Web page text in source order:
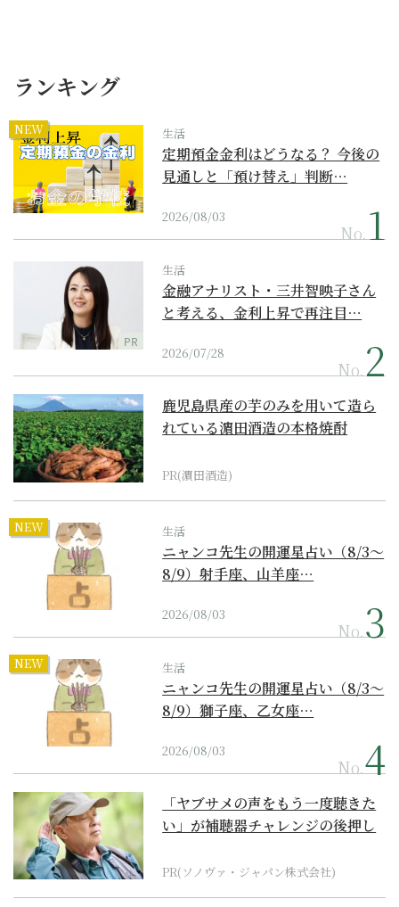
ランキング
NEW 生活
定期預金金利はどうなる？ 今後の
見通しと「預け替え」判断…
2026/08/03
No.
PR
生活
金融アナリスト・三井智映子さん
と考える、金利上昇で再注目…
2026/07/28
No.
鹿児島県産の芋のみを用いて造ら
れている濵田酒造の本格焼酎
PR(濵田酒造)
NEW 生活
ニャンコ先生の開運星占い（8/3～
8/9）射手座、山羊座…
2026/08/03
No.
NEW 生活
ニャンコ先生の開運星占い（8/3～
8/9）獅子座、乙女座…
2026/08/03
No.
「ヤブサメの声をもう一度聴きた
い」が補聴器チャレンジの後押し
PR(ソノヴァ・ジャパン株式会社)